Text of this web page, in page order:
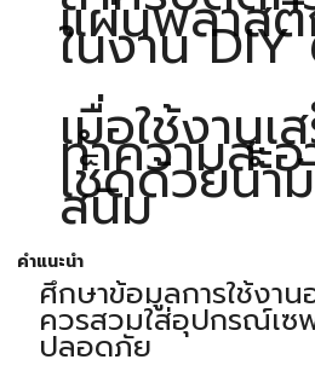
แผ่นพลาส
ในงาน
เมื่อใช้งานเ
ทำความสะ
เช็ดด้วยน้
สนิม
คำแนะนำ
ศึกษาข้อมูลการใช้งาน
ควรสวมใส่อุปกรณ์เซ
ปลอดภัย